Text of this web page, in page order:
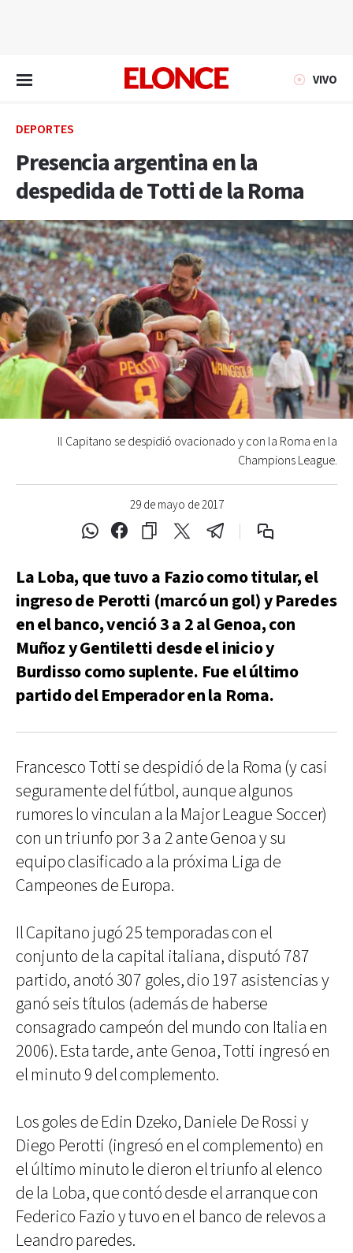
VIVO
DEPORTES
Presencia argentina en la
despedida de Totti de la Roma
29 de mayo de 2017
Il Capitano se despidió ovacionado y con la Roma en la
Champions League.
La Loba, que tuvo a Fazio como titular, el
ingreso de Perotti (marcó un gol) y Paredes
en el banco, venció 3 a 2 al Genoa, con
Muñoz y Gentiletti desde el inicio y
Burdisso como suplente. Fue el último
partido del Emperador en la Roma.
Francesco Totti se despidió de la Roma (y casi
seguramente del fútbol, aunque algunos
rumores lo vinculan a la Major League Soccer)
con un triunfo por 3 a 2 ante Genoa y su
equipo clasificado a la próxima Liga de
Campeones de Europa.
Il Capitano jugó 25 temporadas con el
conjunto de la capital italiana, disputó 787
partido, anotó 307 goles, dio 197 asistencias y
ganó seis títulos (además de haberse
consagrado campeón del mundo con Italia en
2006). Esta tarde, ante Genoa, Totti ingresó en
el minuto 9 del complemento.
Los goles de Edin Dzeko, Daniele De Rossi y
Diego Perotti (ingresó en el complemento) en
el último minuto le dieron el triunfo al elenco
de la Loba, que contó desde el arranque con
Federico Fazio y tuvo en el banco de relevos a
Leandro paredes.